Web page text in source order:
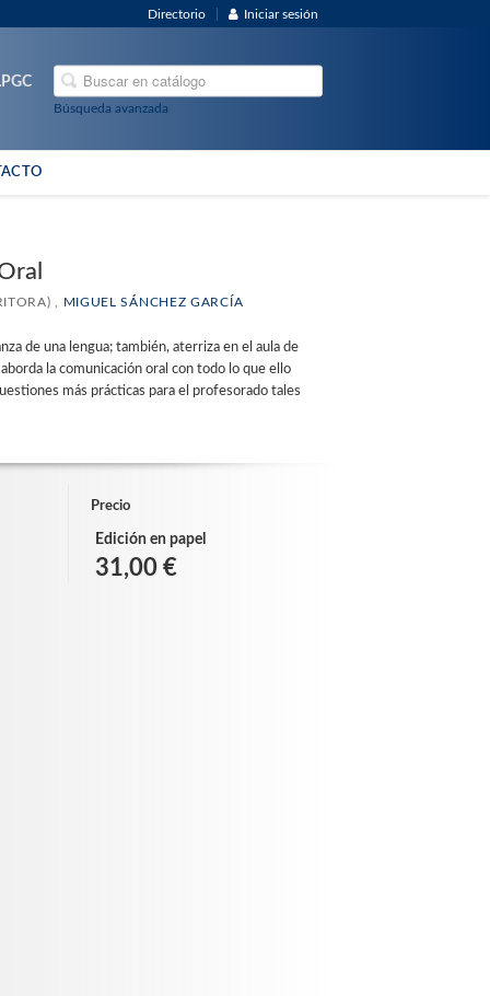
Directorio Iniciar sesión
Búsqueda avanzada
, MIGUEL SÁNCHEZ GARCÍA
de una lengua; también, aterriza en el aula de
la comunicación oral con todo lo que ello
más prácticas para el profesorado tales
Precio
Edición en papel
31,00 €